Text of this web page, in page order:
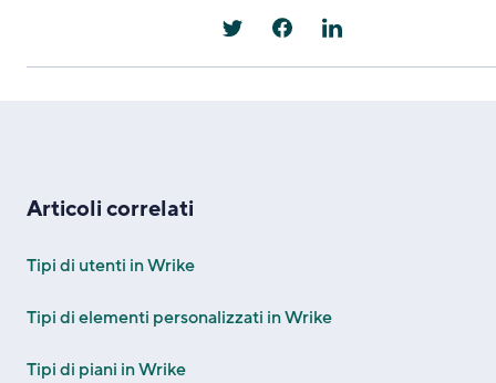
Articoli correlati
Tipi di utenti in Wrike
Tipi di elementi personalizzati in Wrike
Tipi di piani in Wrike